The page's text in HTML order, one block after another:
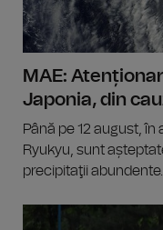
MAE:
Japonia, din
Până pe 12 august,
Ryukyu, sunt
precipitaţii abundente.